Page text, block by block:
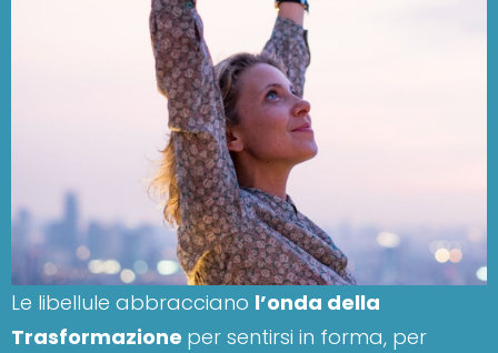
Le libellule abbracciano l’onda della
Trasformazione per sentirsi in forma, per